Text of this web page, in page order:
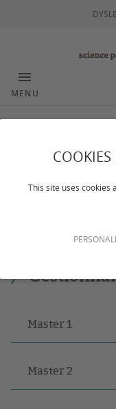
This site uses cookies
MENU
le
Responsable du
Master 1
Master 2